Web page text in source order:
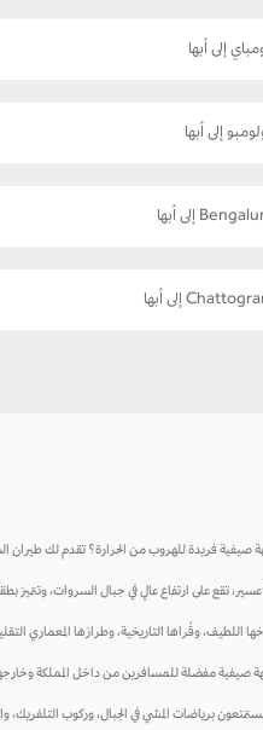
إلى أبها
إلى أبها
فريدة للهروب من الحرارة؟ تقدم لك طيران
عسير، تقع على ارتفاع عالٍ في جبال السروات، وتتميز
اللطيف، وقُراها التاريخية، وطرازها المعماري
صيفية مفضلة للمسافرين من داخل المملكة وخارجها،
برياضات المشي في الجبال، وركوب التلفريك،